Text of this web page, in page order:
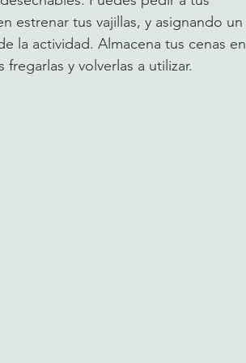
estrenar tus vajillas, y asignando un
la actividad. Almacena tus cenas en
y volverlas a utilizar.